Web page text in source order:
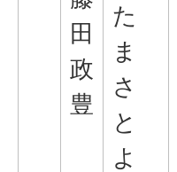
田
政
豊
た
ま
さ
と
よ